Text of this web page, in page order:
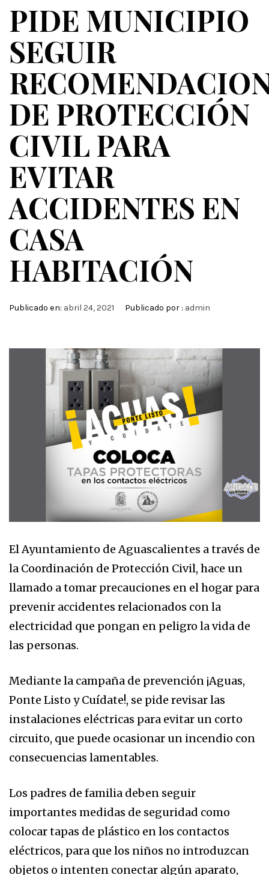
PIDE MUNICIPIO
SEGUIR
DE PROTECCIÓN
CIVIL PARA
EVITAR
ACCIDENTES EN
CASA
HABITACIÓN
Publicado en: abril 24, 2021 Publicado por : admin
El Ayuntamiento de Aguascalientes a través de
la Coordinación de Protección Civil, hace un
llamado a tomar precauciones en el hogar para
prevenir accidentes relacionados con la
electricidad que pongan en peligro la vida de
las personas.
Mediante la campaña de prevención ¡Aguas,
Ponte Listo y Cuídate!, se pide revisar las
instalaciones eléctricas para evitar un corto
circuito, que puede ocasionar un incendio con
consecuencias lamentables.
Los padres de familia deben seguir
importantes medidas de seguridad como
colocar tapas de plástico en los contactos
eléctricos, para que los niños no introduzcan
objetos o intenten conectar algún aparato,